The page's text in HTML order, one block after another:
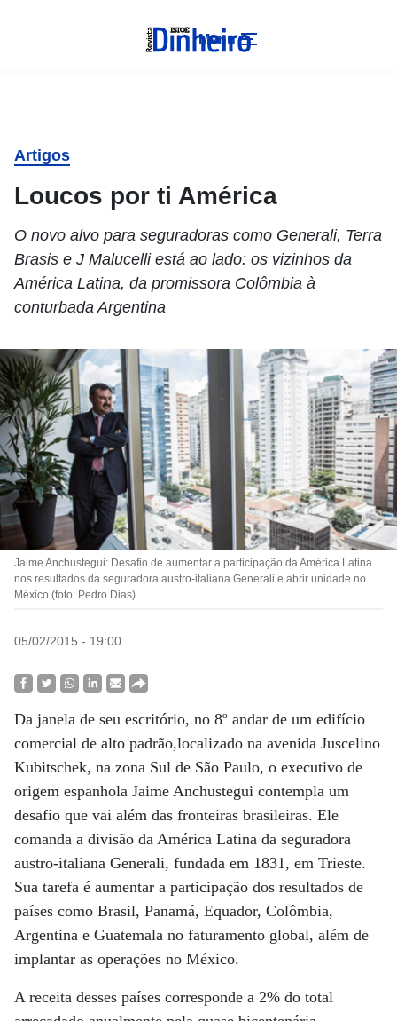
Menu
Artigos
Loucos por ti América
O novo alvo para seguradoras como Generali, Terra
Brasis e J Malucelli está ao lado: os vizinhos da
América Latina, da promissora Colômbia à
conturbada Argentina
Jaime Anchustegui: Desafio de aumentar a participação da América Latina
nos resultados da seguradora austro-italiana Generali e abrir unidade no
México (foto: Pedro Dias)
05/02/2015 - 19:00
Da janela de seu escritório, no 8º andar de um edifício
comercial de alto padrão,localizado na avenida Juscelino
Kubitschek, na zona Sul de São Paulo, o executivo de
origem espanhola Jaime Anchustegui contempla um
desafio que vai além das fronteiras brasileiras. Ele
comanda a divisão da América Latina da seguradora
austro-italiana Generali, fundada em 1831, em Trieste.
Sua tarefa é aumentar a participação dos resultados de
países como Brasil, Panamá, Equador, Colômbia,
Argentina e Guatemala no faturamento global, além de
implantar as operações no México.
A receita desses países corresponde a 2% do total